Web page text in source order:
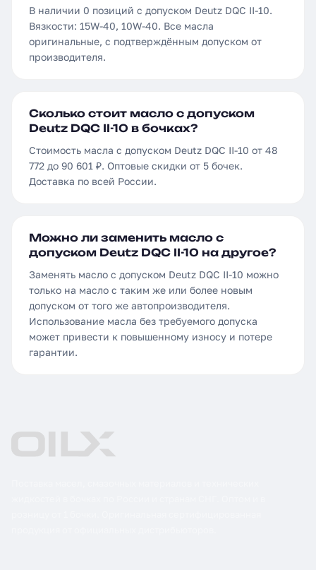
В наличии 0 позиций с допуском Deutz DQC II-10.
Вязкости: 15W-40, 10W-40. Все масла
оригинальные, с подтверждённым допуском от
производителя.
Сколько стоит масло с допуском
Deutz DQC II-10 в бочках?
Стоимость масла с допуском Deutz DQC II-10 от 48
772 до 90 601 ₽. Оптовые скидки от 5 бочек.
Доставка по всей России.
Можно ли заменить масло с
допуском Deutz DQC II-10 на другое?
Заменять масло с допуском Deutz DQC II-10 можно
только на масло с таким же или более новым
допуском от того же автопроизводителя.
Использование масла без требуемого допуска
может привести к повышенному износу и потере
гарантии.